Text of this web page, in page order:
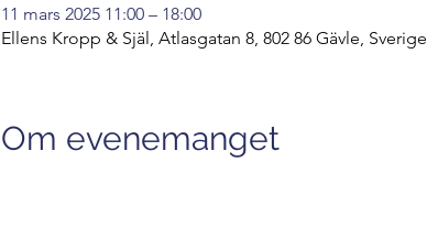
11 mars 2025 11:00 – 18:00
Ellens Kropp & Själ, Atlasgatan 8, 802 86 Gävle, Sverige
Om evenemanget